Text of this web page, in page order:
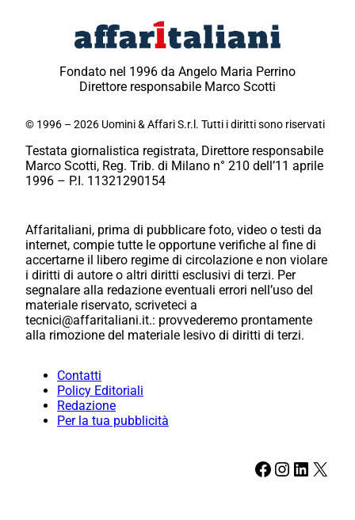
Fondato nel 1996 da Angelo Maria Perrino
Direttore responsabile Marco Scotti
© 1996 – 2026 Uomini & Affari S.r.l. Tutti i diritti sono riservati
Testata giornalistica registrata, Direttore responsabile
Marco Scotti, Reg. Trib. di Milano n° 210 dell’11 aprile
1996 – P.I. 11321290154
Affaritaliani, prima di pubblicare foto, video o testi da
internet, compie tutte le opportune verifiche al fine di
accertarne il libero regime di circolazione e non violare
i diritti di autore o altri diritti esclusivi di terzi. Per
segnalare alla redazione eventuali errori nell’uso del
materiale riservato, scriveteci a
tecnici@affaritaliani.it.: provvederemo prontamente
alla rimozione del materiale lesivo di diritti di terzi.
Contatti
Policy Editoriali
Redazione
Per la tua pubblicità
Facebook Instagram LinkedIn X